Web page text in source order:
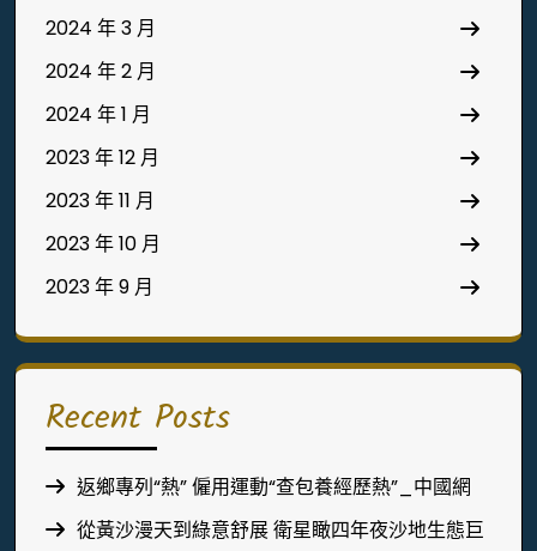
2024 年 3 月
2024 年 2 月
2024 年 1 月
2023 年 12 月
2023 年 11 月
2023 年 10 月
2023 年 9 月
Recent Posts
返鄉專列“熱” 僱用運動“查包養經歷熱”_中國網
從黃沙漫天到綠意舒展 衛星瞰四年夜沙地生態巨